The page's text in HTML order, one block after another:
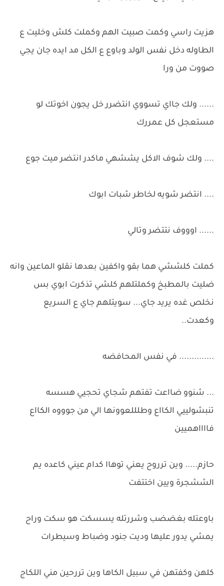
هزيت راسي وكمت صبيت الهم وكملت كلش وخليت ع
الطاوله دخل نفس الولد وباوع ع الكل مد ايده جان يجي
صووت من ورا
...... ولك جااي تسووي انتضرر خل يجون اخوتك لو
مستعجل كل عمررك
.... ولك شوف الاكل يششهي ماكدر انتضر ميت جوع
.... انتضر شويه لخاطر شبات ابوك
...... اوووف نتتضر وتالي
كملت كلششي هما بقو واكفين بعدها نقلو الماعين وانه
ضليت بالمطبخ وكملتلهم كلشي تذكرت ابوي بس
نخلص غده يريد جاي... سويتلهم جاي ع السريع
وكعدت..
.............. في نفس المحافضه
... شنوو ضااعت تفتهم شجاي تحجيي هسسه
تنبشولييي الكااع وطلللعوونها الي من جوووه الكااع
فااااهميين
حازم..... وين ترروح يعني توهاا كدام عيني كاعده يم
الششجرة ويين اختتفت
باوعتله بغضضب وشررتله يسسكت هو سكت وراح
يمشي يدور عليها وديت جنود وضباط وسيطرات
كلهن وكفتهن في سبيل الكاها وين تررحين مني اللكاج